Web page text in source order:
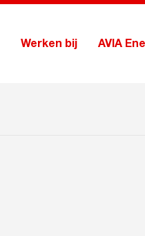
Werken bij AVIA